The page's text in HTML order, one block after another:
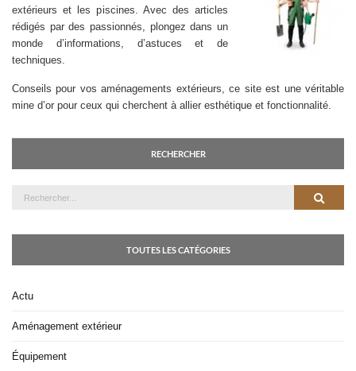
extérieurs et les piscines. Avec des articles
rédigés par des passionnés, plongez dans un
monde d’informations, d’astuces et de
techniques.
Conseils pour vos aménagements extérieurs, ce site est une véritable
mine d’or pour ceux qui cherchent à allier esthétique et fonctionnalité.
RECHERCHER
Rechercher
TOUTES LES CATÉGORIES
Actu
Aménagement extérieur
Équipement